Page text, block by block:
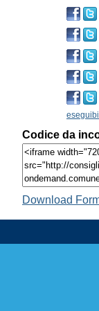
Codice da
Download